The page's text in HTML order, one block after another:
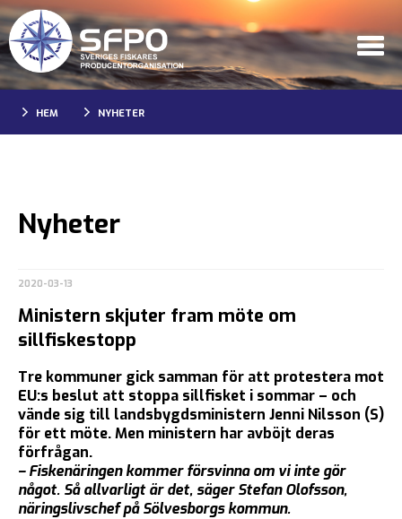
HEM NYHETER
Nyheter
2020-03-13
Ministern skjuter fram möte om
sillfiskestopp
Tre kommuner gick samman för att protestera mot
EU:s beslut att stoppa sillfisket i sommar – och
vände sig till landsbygdsministern Jenni Nilsson (S)
för ett möte. Men ministern har avböjt deras
förfrågan.
– Fiskenäringen kommer försvinna om vi inte gör
något. Så allvarligt är det, säger Stefan Olofsson,
näringslivschef på Sölvesborgs kommun.